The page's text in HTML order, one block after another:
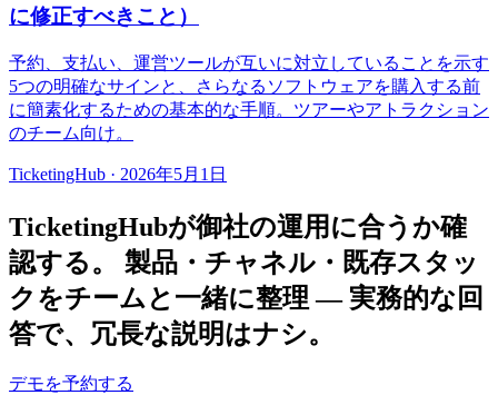
に修正すべきこと）
予約、支払い、運営ツールが互いに対立していることを示す
5つの明確なサインと、さらなるソフトウェアを購入する前
に簡素化するための基本的な手順。ツアーやアトラクション
のチーム向け。
TicketingHub · 2026年5月1日
TicketingHubが御社の運用に合うか確
認する。
製品・チャネル・既存スタッ
クをチームと一緒に整理 — 実務的な回
答で、冗長な説明はナシ。
デモを予約する